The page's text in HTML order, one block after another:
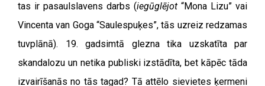
tas ir pasaulslavens darbs (iegūglējot “Mona Lizu” vai
Vincenta van Goga “Saulespuķes”, tās uzreiz redzamas
tuvplānā). 19. gadsimtā glezna tika uzskatīta par
skandalozu un netika publiski izstādīta, bet kāpēc tāda
izvairīšanās no tās tagad? Tā attēlo sievietes ķermeni